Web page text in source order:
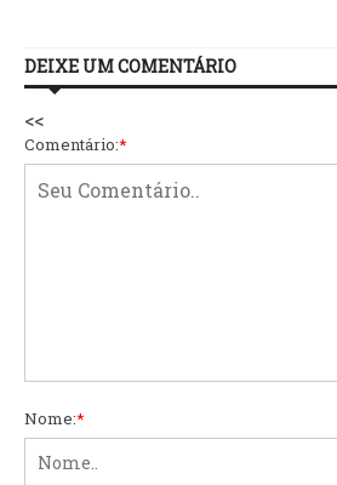
DEIXE UM COMENTÁRIO
<<
Comentário:*
Nome:*